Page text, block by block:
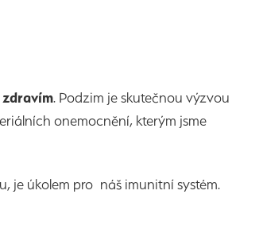
. Podzim je skutečnou výzvou
onemocnění, kterým jsme
je úkolem pro náš imunitní systém.